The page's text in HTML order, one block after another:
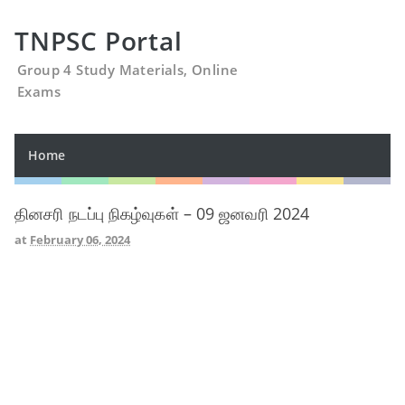
TNPSC Portal
Group 4 Study Materials, Online
Exams
Home
தினசரி நடப்பு நிகழ்வுகள் – 09 ஜனவரி 2024
at February 06, 2024